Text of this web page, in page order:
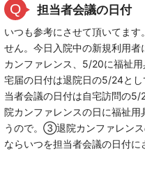
Q 担当者会議の日付
いつも参考にさせて頂いてま
せん。今日入院中の新規利用
カンファレンス、5/20に福祉
宅届の日付は退院日の5/24と
当者会議の日付は自宅訪問の
院カンファレンスの日に福祉
うので。③退院カンファレン
ならいつを担当者会議の日付に